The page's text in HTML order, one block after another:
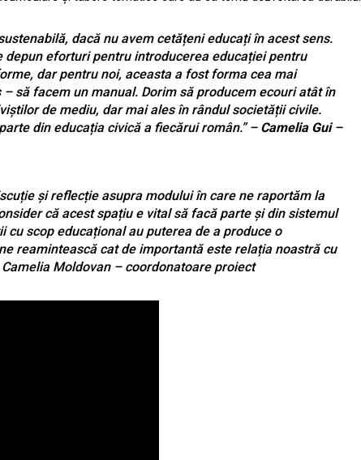
dacă nu avem cetățeni educați în acest sens.
depun eforturi pentru introducerea educației pentru
dar pentru noi, aceasta a fost forma cea mai
să facem un manual. Dorim să producem ecouri atât în
de mediu, dar mai ales în rândul societății civile.
din educația civică a fiecărui român.” – Camelia Gui–
și reflecție asupra modului în care ne raportăm la
că acest spațiu e vital să facă parte și din sistemul
cu scop educațional au puterea de a produce o
reamintească cat de importantă este relația noastră cu
Moldovan – coordonatoare proiect